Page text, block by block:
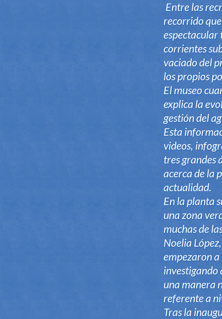
Entre las
recorrido
espectacular
corrientes
vaciado del
los propios
El museo
explica la
gestión del
Esta
videos,
tres grandes
acerca de la
actualidad.
En la planta
una zona
muchas de
Noelia
empezaron
investigando
una manera
referente a
Tras la